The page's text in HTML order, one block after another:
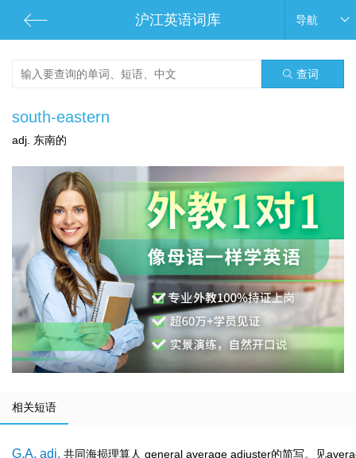
沪江英语词库 导航
查词
south-eastern
adj. 东南的
相关短语
G.A. adj. 共同海损理算人 general average adjuster的简写。见